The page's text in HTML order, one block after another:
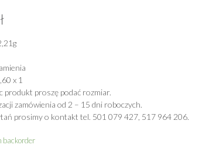
x 1
produkt proszę podać rozmiar.
zamówienia od 2 – 15 dni roboczych.
prosimy o kontakt tel. 501 079 427, 517 964 206.
backorder